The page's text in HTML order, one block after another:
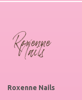
Roxenne Nails